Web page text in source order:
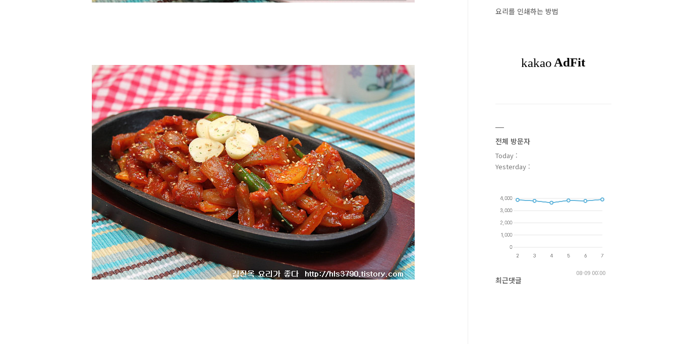
요리를 인쇄하는 방법
전체 방문자
Today :
Yesterday :
08-09 00:00
최근댓글